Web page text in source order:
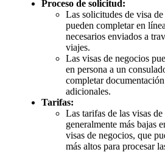
Proceso de solicitud:
Las solicitudes de visa
pueden completar en
necesarios enviados a
viajes.
Las visas de negocios
en persona a un
completar
adicionales.
Tarifas:
Las tarifas de las visas de
generalmente más bajas
visas de negocios, que
más altos para procesar